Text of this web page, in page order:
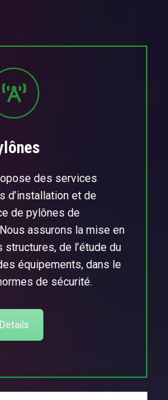
des services
d’installation et de
de pylônes de
assurons la mise en
de l’étude du
équipements, dans le
de sécurité.
Details